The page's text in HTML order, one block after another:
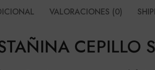
VALORACIONES (0)
CEPILLO